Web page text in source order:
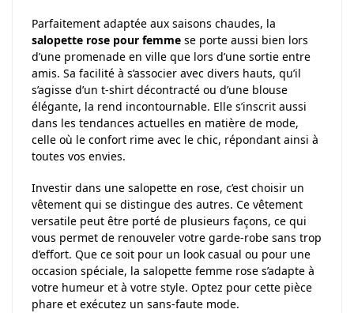
Parfaitement adaptée aux saisons chaudes, la
salopette rose pour femme se porte aussi bien lors
d’une promenade en ville que lors d’une sortie entre
amis. Sa facilité à s’associer avec divers hauts, qu’il
s’agisse d’un t-shirt décontracté ou d’une blouse
élégante, la rend incontournable. Elle s’inscrit aussi
dans les tendances actuelles en matière de mode,
celle où le confort rime avec le chic, répondant ainsi à
toutes vos envies.
Investir dans une salopette en rose, c’est choisir un
vêtement qui se distingue des autres. Ce vêtement
versatile peut être porté de plusieurs façons, ce qui
vous permet de renouveler votre garde-robe sans trop
d’effort. Que ce soit pour un look casual ou pour une
occasion spéciale, la salopette femme rose s’adapte à
votre humeur et à votre style. Optez pour cette pièce
phare et exécutez un sans-faute mode.